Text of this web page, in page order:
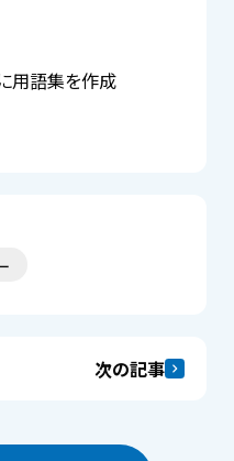
用語集を作成
次の記事